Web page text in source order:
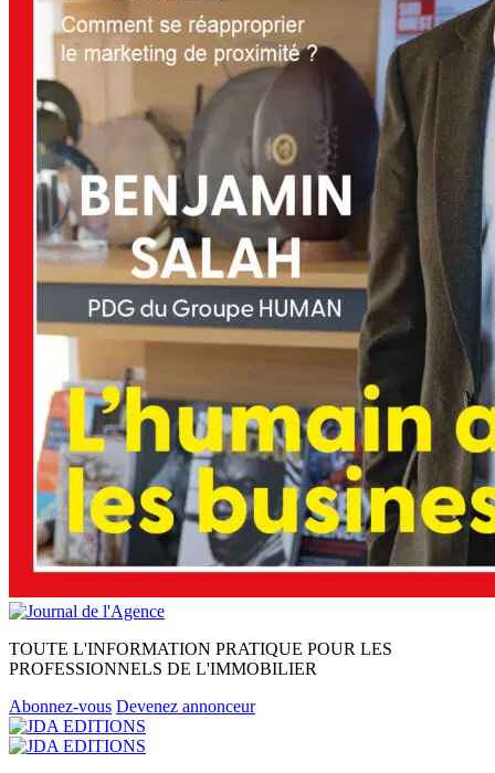
TOUTE L'INFORMATION PRATIQUE POUR LES
PROFESSIONNELS DE L'IMMOBILIER
Abonnez-vous Devenez annonceur